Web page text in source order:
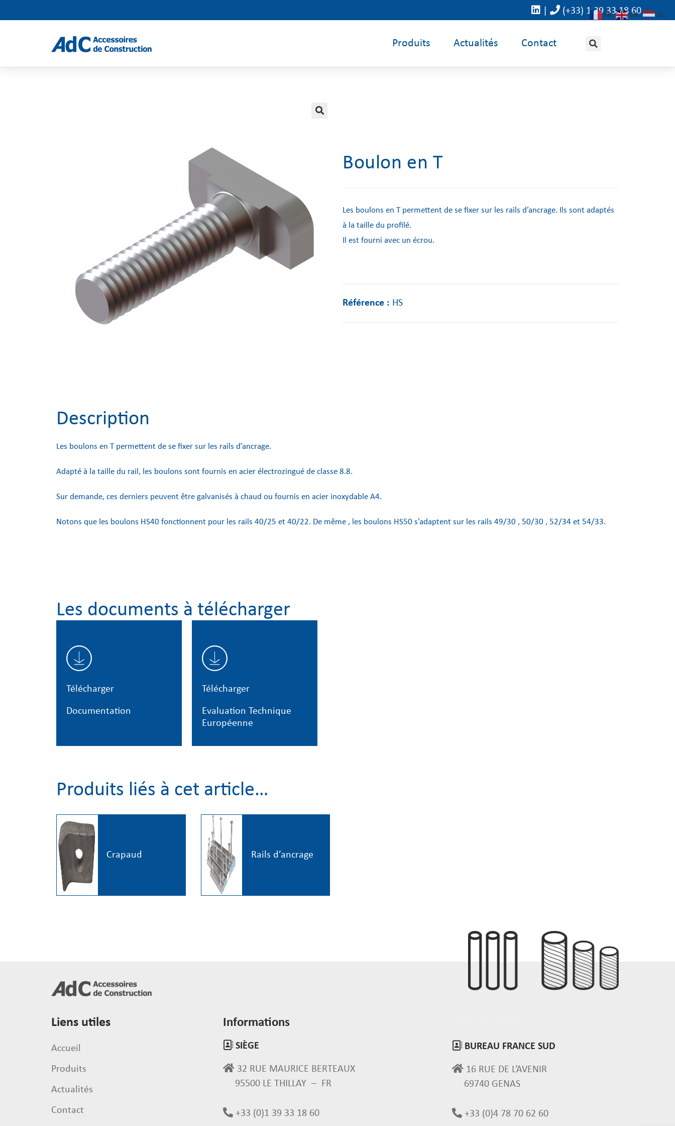
(+33) 1 39 33 18 60
Produits Actualités Contact
Boulon en T
Les boulons en T permettent de se fixer sur les rails d’ancrage. Ils sont adaptés
à la taille du profilé.
Il est fourni avec un écrou.
Référence : HS
Description
Les boulons en T permettent de se fixer sur les rails d’ancrage.
Adapté à la taille du rail, les boulons sont fournis en acier électrozingué de classe 8.8.
Sur demande, ces derniers peuvent être galvanisés à chaud ou fournis en acier inoxydable A4.
Notons que les boulons HS40 fonctionnent pour les rails 40/25 et 40/22. De même , les boulons HS50 s’adaptent sur les rails 49/30 , 50/30 , 52/34 et 54/33.
Les documents à télécharger
Télécharger
Documentation
Télécharger
Evaluation Technique
Européenne
Produits liés à cet article…
Crapaud Rails d’ancrage
Liens utiles
Accueil
Produits
Actualités
Contact
Informations
SIÈGE
32 RUE MAURICE BERTEAUX
95500 LE THILLAY – FR
+33 (0)1 39 33 18 60
BUREAU FRANCE SUD
16 RUE DE L’AVENIR
69740 GENAS
+33 (0)4 78 70 62 60
FR EN NL